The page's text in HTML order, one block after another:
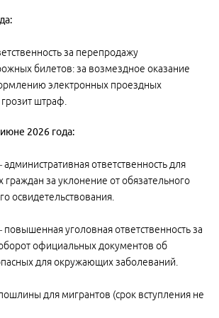
за перепродажу
билетов: за возмездное оказание
электронных проездных
штраф.
2026 года:
ответственность для
граждан за уклонение от обязательного
освидетельствования.
уголовная ответственность за
официальных документов об
для окружающих заболеваний.
для мигрантов (срок вступления не